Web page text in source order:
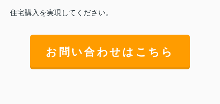
住宅購入を実現してください。
お問い合わせはこちら